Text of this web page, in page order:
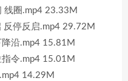
线圈.mp4 23.33M
反停反启.mp4 29.72M
沿.mp4 15.81M
令.mp4 15.01M
14.29M